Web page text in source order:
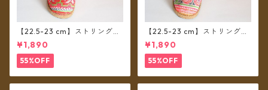
【22.5-23 cm】ストリングシ
ューズ モン族布 D
¥1,890
55%OFF
【22.5-23 cm】ストリングシ
ューズ モン族布 C
¥1,890
55%OFF